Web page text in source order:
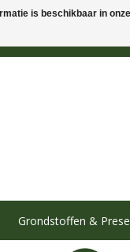
Grondstoffen &
is beschikbaar in